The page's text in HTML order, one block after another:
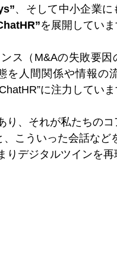
、そして中小企業に
を展開していま
ス（M&Aの失敗要
を人間関係や情報の
に注力していま
り、それが私たちのコ
こういった会話など
デジタルツインを